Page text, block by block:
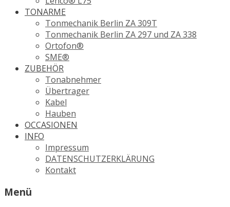
TONARME
Tonmechanik Berlin ZA 309T
Tonmechanik Berlin ZA 297 und ZA 338
Ortofon®
SME®
ZUBEHÖR
Tonabnehmer
Übertrager
Kabel
Hauben
OCCASIONEN
INFO
Impressum
DATENSCHUTZERKLÄRUNG
Kontakt
Menü